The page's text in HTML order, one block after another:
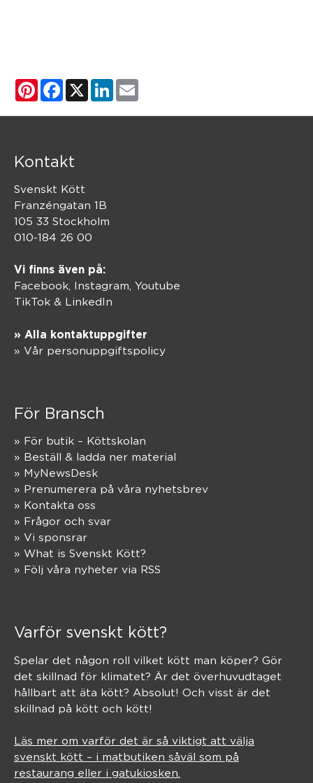
PinterestFacebook
X LinkedIn
Kontakt
Svenskt Kött
Franzéngatan 1B
105 33 Stockholm
010-184 26 00
Vi finns även på:
Facebook, Instagram Youtube
TikTok & LinkedIn
» Alla kontaktuppgifter
» Vår personuppgiftspolicy
För Bransch
» För butik – Köttskolan
» Beställ & ladda ner material
» MyNewsDesk
» Prenumerera på våra nyhetsbrev
» Kontakta oss
» Frågor och svar
» Vi sponsrar
» What is Svenskt Kött?
» Följ våra nyheter via RSS
Varför svenskt kött?
Spelar det någon roll vilket kött man köper? Gör
det skillnad för klimatet? Är det överhuvudtaget
hållbart att äta kött? Absolut! Och visst är det
skillnad på kött och kött!
Läs mer om varför det är så viktigt att välja
svenskt kött – i matbutiken såväl som på
restaurang eller i gatukiosken.